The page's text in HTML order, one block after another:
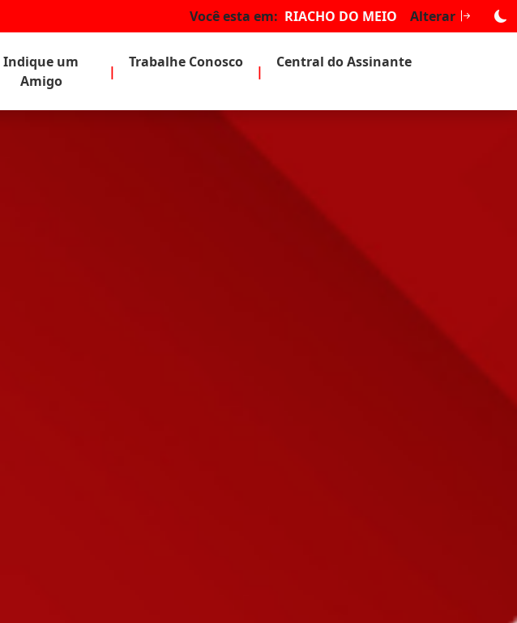
Você esta em: RIACHO DO MEIO Alterar
Indique um
Amigo
|
Trabalhe Conosco
|
Central do Assinante